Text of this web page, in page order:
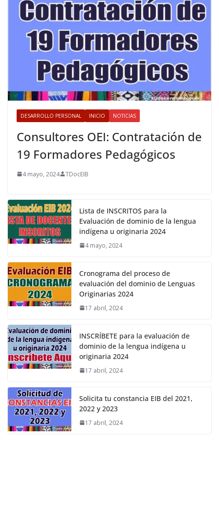
DESARROLLO PERSONAL INICIO NOTICIAS
Consultores OEI: Contratación de
19 Formadores Pedagógicos
4 mayo, 2024 TDocEIB
Lista de INSCRITOS para la
Evaluación de dominio de la lengua
indígena u originaria 2024
4 mayo, 2024
Cronograma del proceso de
evaluación del dominio de Lenguas
Originarias 2024
17 abril, 2024
INSCRÍBETE para la evaluación de
dominio de la lengua indígena u
originaria 2024
17 abril, 2024
Solicita tu constancia EIB del 2021,
2022 y 2023
17 abril, 2024